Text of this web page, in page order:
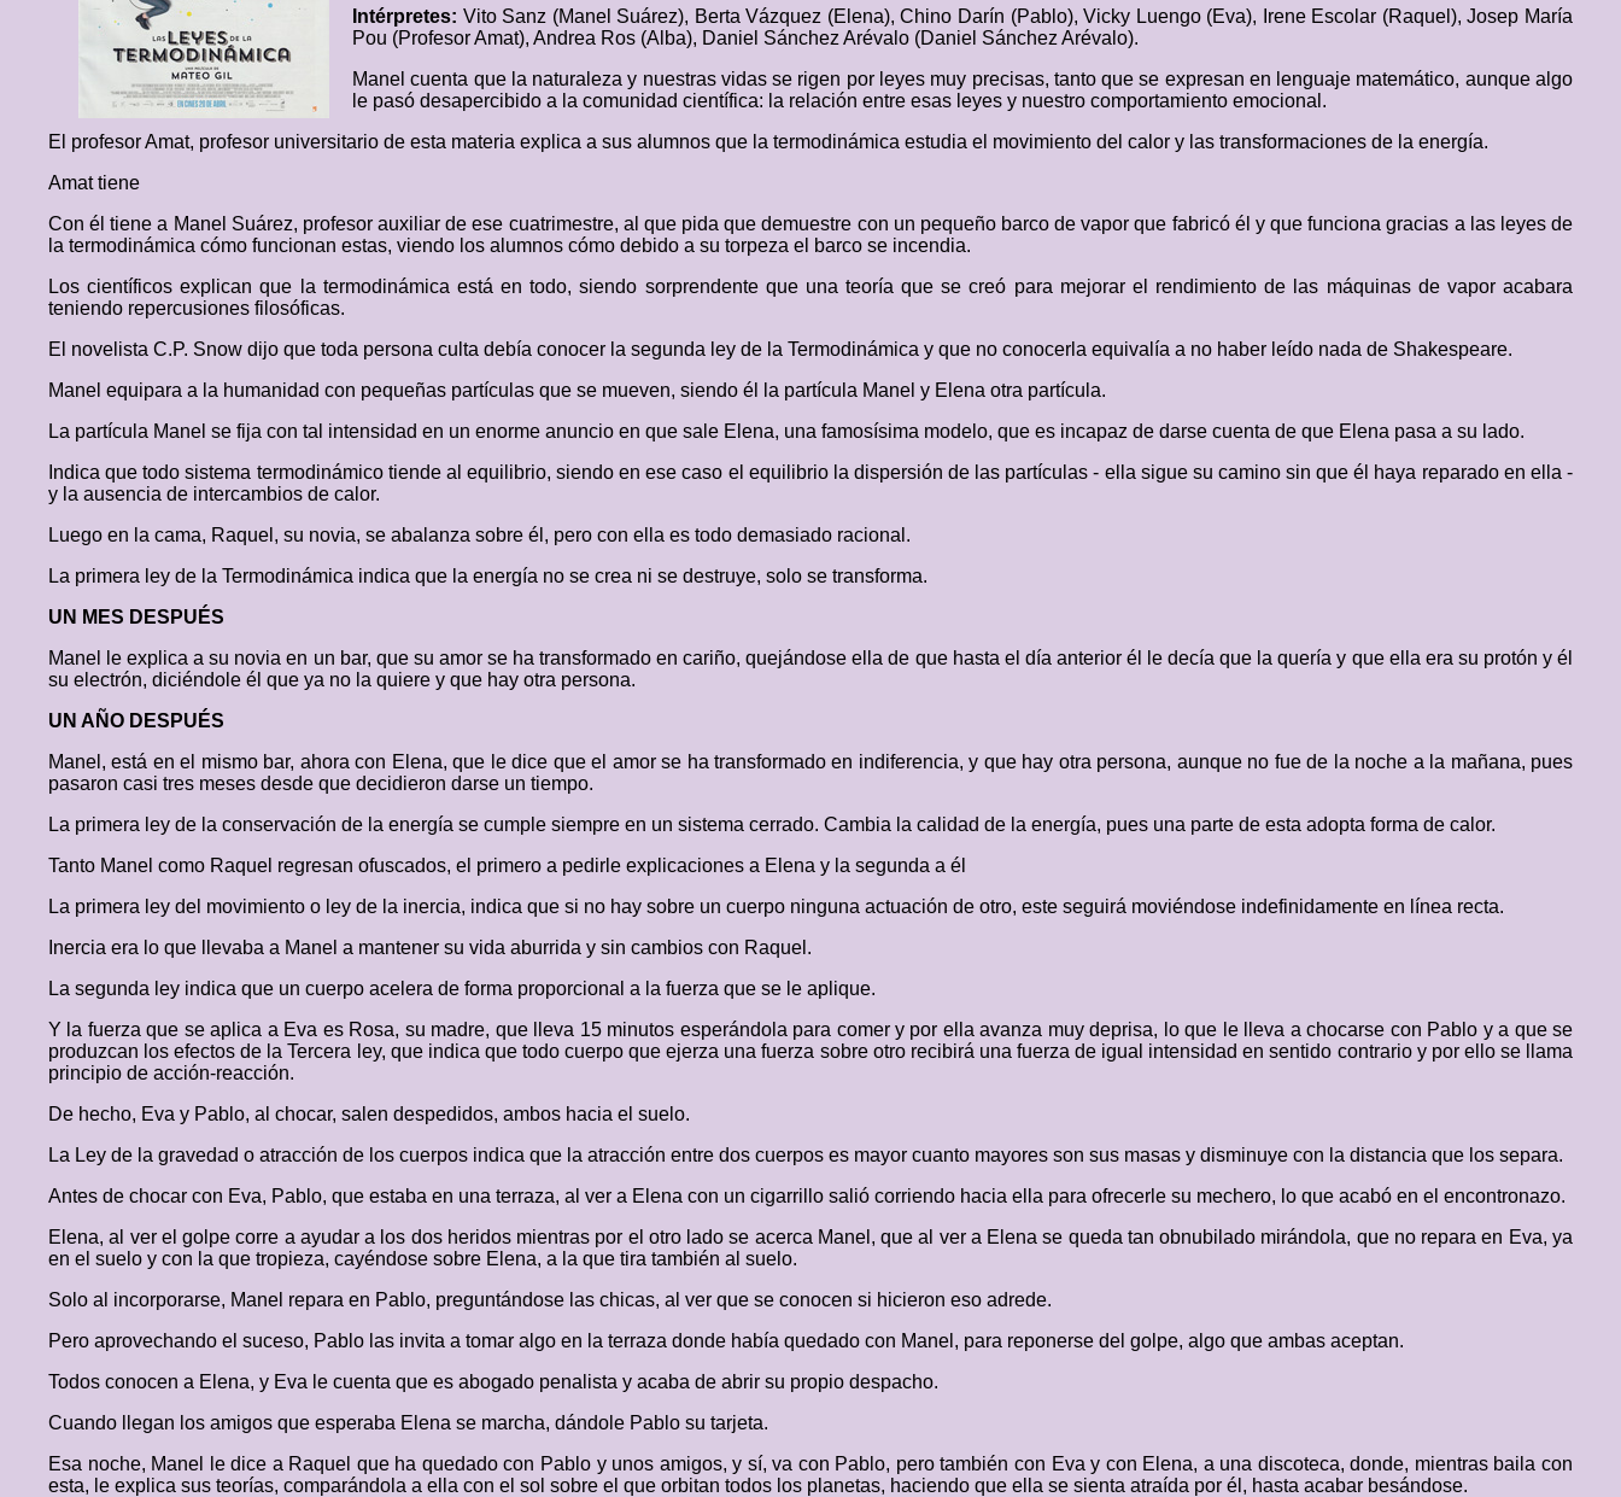
Intérpretes: Vito Sanz (Manel Suárez), Berta Vázquez (Elena), Chino Darín (Pablo), Vicky Luengo (Eva), Irene Escolar (Raquel), Josep María
Pou (Profesor Amat), Andrea Ros (Alba), Daniel Sánchez Arévalo (Daniel Sánchez Arévalo).
Manel cuenta que la naturaleza y nuestras vidas se rigen por leyes muy precisas, tanto que se expresan en lenguaje matemático, aunque algo
le pasó desapercibido a la comunidad científica: la relación entre esas leyes y nuestro comportamiento emocional.
El profesor Amat, profesor universitario de esta materia explica a sus alumnos que la termodinámica estudia el movimiento del calor y las transformaciones de la energía.
Amat tiene
Con él tiene a Manel Suárez, profesor auxiliar de ese cuatrimestre, al que pida que demuestre con un pequeño barco de vapor que fabricó él y que funciona gracias a las leyes de
la termodinámica cómo funcionan estas, viendo los alumnos cómo debido a su torpeza el barco se incendia.
Los científicos explican que la termodinámica está en todo, siendo sorprendente que una teoría que se creó para mejorar el rendimiento de las máquinas de vapor acabara
teniendo repercusiones filosóficas.
El novelista C.P. Snow dijo que toda persona culta debía conocer la segunda ley de la Termodinámica y que no conocerla equivalía a no haber leído nada de Shakespeare.
Manel equipara a la humanidad con pequeñas partículas que se mueven, siendo él la partícula Manel y Elena otra partícula.
La partícula Manel se fija con tal intensidad en un enorme anuncio en que sale Elena, una famosísima modelo, que es incapaz de darse cuenta de que Elena pasa a su lado.
Indica que todo sistema termodinámico tiende al equilibrio, siendo en ese caso el equilibrio la dispersión de las partículas - ella sigue su camino sin que él haya reparado en ella -
y la ausencia de intercambios de calor.
Luego en la cama, Raquel, su novia, se abalanza sobre él, pero con ella es todo demasiado racional.
La primera ley de la Termodinámica indica que la energía no se crea ni se destruye, solo se transforma.
UN MES DESPUÉS
Manel le explica a su novia en un bar, que su amor se ha transformado en cariño, quejándose ella de que hasta el día anterior él le decía que la quería y que ella era su protón y él
su electrón, diciéndole él que ya no la quiere y que hay otra persona.
UN AÑO DESPUÉS
Manel, está en el mismo bar, ahora con Elena, que le dice que el amor se ha transformado en indiferencia, y que hay otra persona, aunque no fue de la noche a la mañana, pues
pasaron casi tres meses desde que decidieron darse un tiempo.
La primera ley de la conservación de la energía se cumple siempre en un sistema cerrado. Cambia la calidad de la energía, pues una parte de esta adopta forma de calor.
Tanto Manel como Raquel regresan ofuscados, el primero a pedirle explicaciones a Elena y la segunda a él
La primera ley del movimiento o ley de la inercia, indica que si no hay sobre un cuerpo ninguna actuación de otro, este seguirá moviéndose indefinidamente en línea recta.
Inercia era lo que llevaba a Manel a mantener su vida aburrida y sin cambios con Raquel.
La segunda ley indica que un cuerpo acelera de forma proporcional a la fuerza que se le aplique.
Y la fuerza que se aplica a Eva es Rosa, su madre, que lleva 15 minutos esperándola para comer y por ella avanza muy deprisa, lo que le lleva a chocarse con Pablo y a que se
produzcan los efectos de la Tercera ley, que indica que todo cuerpo que ejerza una fuerza sobre otro recibirá una fuerza de igual intensidad en sentido contrario y por ello se llama
principio de acción-reacción.
De hecho, Eva y Pablo, al chocar, salen despedidos, ambos hacia el suelo.
La Ley de la gravedad o atracción de los cuerpos indica que la atracción entre dos cuerpos es mayor cuanto mayores son sus masas y disminuye con la distancia que los separa.
Antes de chocar con Eva, Pablo, que estaba en una terraza, al ver a Elena con un cigarrillo salió corriendo hacia ella para ofrecerle su mechero, lo que acabó en el encontronazo.
Elena, al ver el golpe corre a ayudar a los dos heridos mientras por el otro lado se acerca Manel, que al ver a Elena se queda tan obnubilado mirándola, que no repara en Eva, ya
en el suelo y con la que tropieza, cayéndose sobre Elena, a la que tira también al suelo.
Solo al incorporarse, Manel repara en Pablo, preguntándose las chicas, al ver que se conocen si hicieron eso adrede.
Pero aprovechando el suceso, Pablo las invita a tomar algo en la terraza donde había quedado con Manel, para reponerse del golpe, algo que ambas aceptan.
Todos conocen a Elena, y Eva le cuenta que es abogado penalista y acaba de abrir su propio despacho.
Cuando llegan los amigos que esperaba Elena se marcha, dándole Pablo su tarjeta.
Esa noche, Manel le dice a Raquel que ha quedado con Pablo y unos amigos, y sí, va con Pablo, pero también con Eva y con Elena, a una discoteca, donde, mientras baila con
esta, le explica sus teorías, comparándola a ella con el sol sobre el que orbitan todos los planetas, haciendo que ella se sienta atraída por él, hasta acabar besándose.